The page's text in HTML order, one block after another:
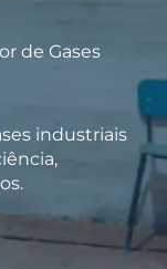
de Gases
industriais